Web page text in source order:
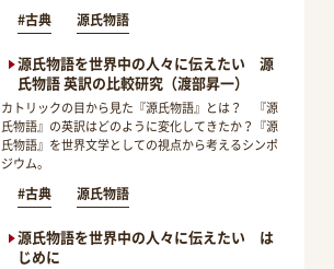
#古典 源氏物語
源氏物語を世界中の人々に伝えたい 源
氏物語 英訳の比較研究（渡部昇一）
カトリックの目から見た『源氏物語』とは？ 『源
氏物語』の英訳はどのように変化してきたか？『源
氏物語』を世界文学としての視点から考えるシンポ
ジウム。
#古典 源氏物語
源氏物語を世界中の人々に伝えたい は
じめに